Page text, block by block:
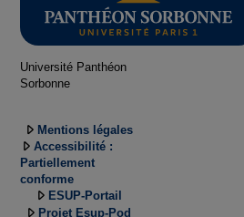
Université Panthéon
Sorbonne
Mentions légales
Accessibilité :
Partiellement
conforme
ESUP-Portail
Projet Esup-Pod